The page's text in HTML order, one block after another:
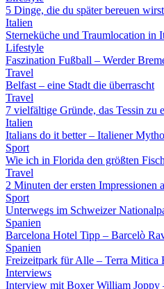
5 Dinge, die du später bereuen wirst
Italien
Sterneküche und Traumlocation in
Lifestyle
Faszination Fußball – Werder
Travel
Belfast – eine Stadt die überrascht
Travel
7 vielfältige Gründe, das Tessin zu
Italien
Italians do it better – Italiener
Sport
Wie ich in Florida den größten
Travel
2 Minuten der ersten Impressionen
Sport
Unterwegs im Schweizer
Spanien
Barcelona Hotel Tipp – Barcelò
Spanien
Freizeitpark für Alle – Terra Mitica
Interviews
Interview mit Boxer William Joppy